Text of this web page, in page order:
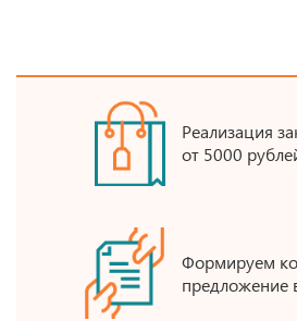
Реализация
от 5000
Формируем
предложение